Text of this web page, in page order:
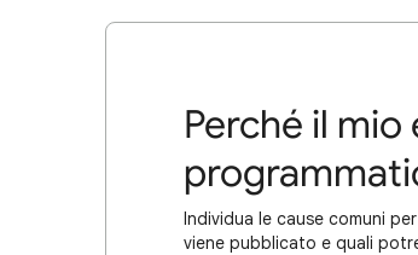
Perché il
Individua le cause comuni
viene pubblicato e quali